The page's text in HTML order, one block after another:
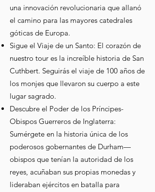
una innovación revolucionaria que allanó
el camino para las mayores catedrales
góticas de Europa.
Sigue el Viaje de un Santo: El corazón de
nuestro tour es la increíble historia de San
Cuthbert. Seguirás el viaje de 100 años de
los monjes que llevaron su cuerpo a este
lugar sagrado.
Descubre el Poder de los Príncipes-
Obispos Guerreros de Inglaterra:
Sumérgete en la historia única de los
poderosos gobernantes de Durham—
obispos que tenían la autoridad de los
reyes, acuñaban sus propias monedas y
lideraban ejércitos en batalla para